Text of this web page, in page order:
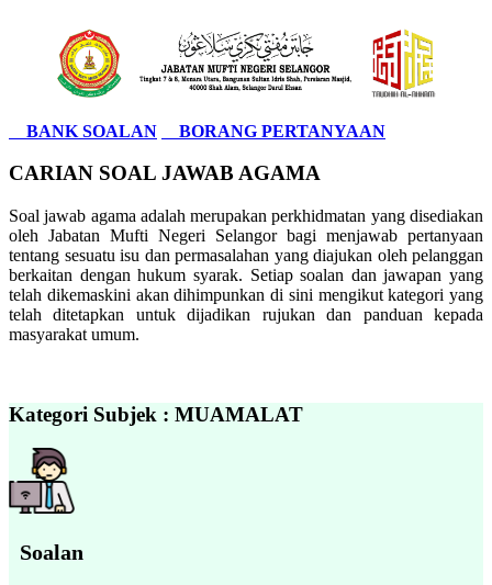
BANK SOALAN BORANG PERTANYAAN
CARIAN SOAL JAWAB AGAMA
Soal jawab agama adalah merupakan perkhidmatan yang disediakan
oleh Jabatan Mufti Negeri Selangor bagi menjawab pertanyaan
tentang sesuatu isu dan permasalahan yang diajukan oleh pelanggan
berkaitan dengan hukum syarak. Setiap soalan dan jawapan yang
telah dikemaskini akan dihimpunkan di sini mengikut kategori yang
telah ditetapkan untuk dijadikan rujukan dan panduan kepada
masyarakat umum.
Kategori Subjek : MUAMALAT
Soalan